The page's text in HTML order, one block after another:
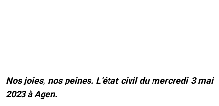
Nos joies, nos peines. L’état civil du mercredi 3 mai
2023 à Agen.